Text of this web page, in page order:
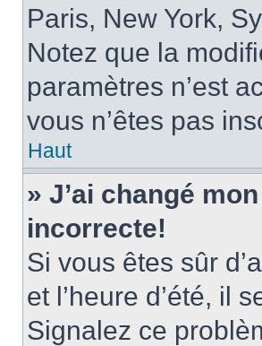
Paris, New York,
Notez que la
paramètres n’est
vous n’êtes pas
Haut
» J’ai changé
incorrecte!
Si vous êtes sûr
et l’heure d’été, il
Signalez ce